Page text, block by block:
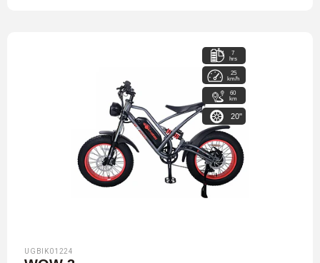
7
hrs
25
km/h
60
km
20"
UGBIK01224